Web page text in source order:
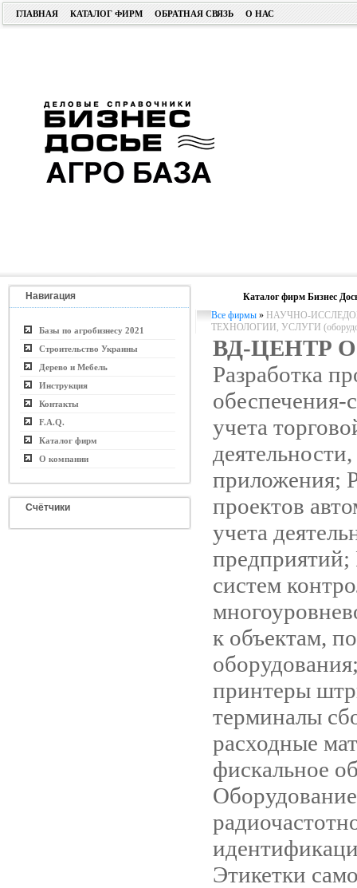
ГЛАВНАЯ КАТАЛОГ ФИРМ ОБРАТНАЯ СВЯЗЬ О НАС
Навигация
Базы по агробизнесу 2021
Строительство Украины
Дерево и Мебель
Инструкция
Контакты
F.A.Q.
Каталог фирм
О компании
Счётчики
Каталог фирм Бизнес
Все фирмы » НАУЧНО-
ТЕХНОЛОГИИ, УСЛУГИ
ВД-ЦЕНТР
Разработка
обеспечения-
учета
приложения;
проектов
учета
предприятий;
систем
к объектам,
принтеры
терминалы
расходные
фискальное
Оборудование
Этикетки